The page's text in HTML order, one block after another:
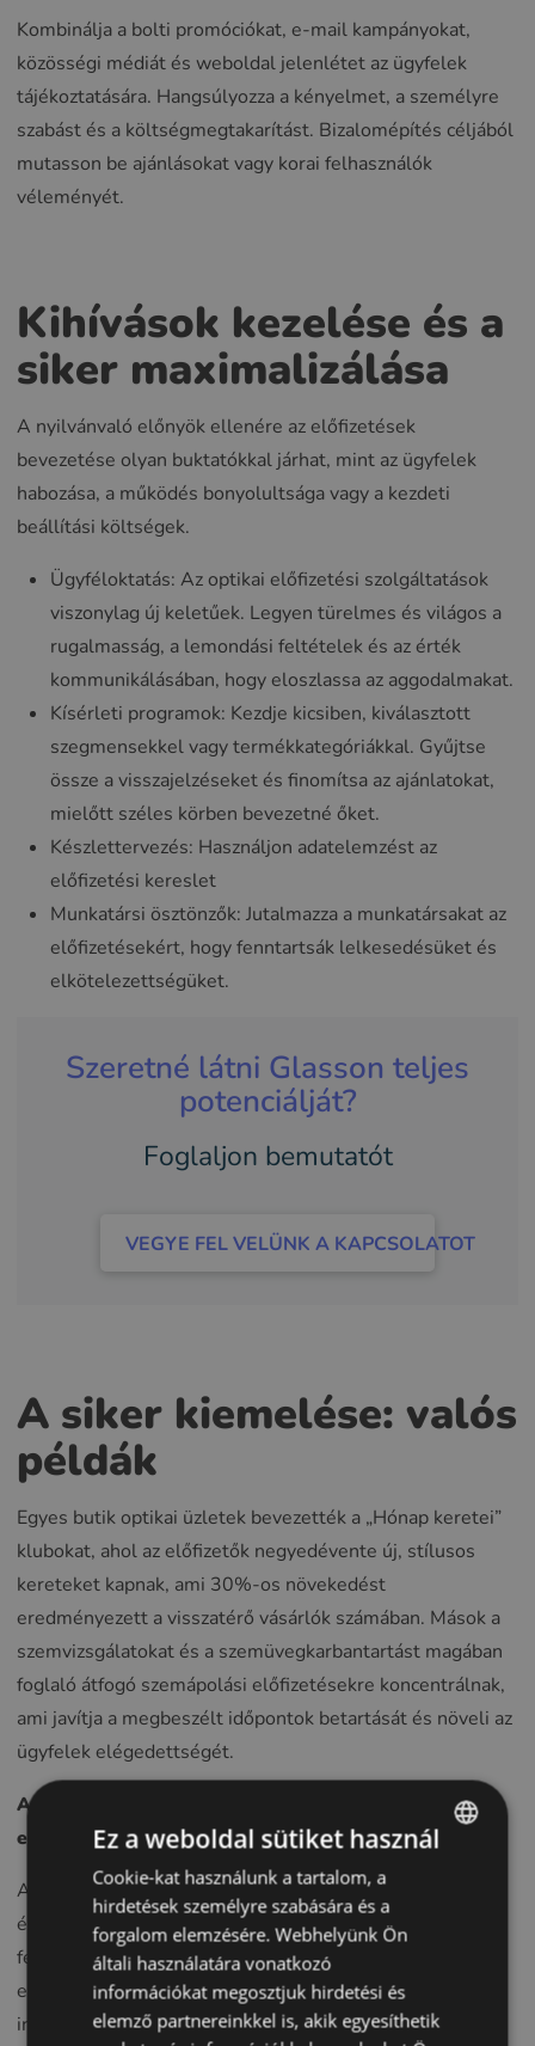
Kombinálja a bolti promóciókat, e-mail kampányokat,
közösségi médiát és weboldal jelenlétet az ügyfelek
tájékoztatására. Hangsúlyozza a kényelmet, a személyre
szabást és a költségmegtakarítást. Bizalomépítés céljából
mutasson be ajánlásokat vagy korai felhasználók
véleményét.
Kihívások kezelése és a
siker maximalizálása
A nyilvánvaló előnyök ellenére az előfizetések
bevezetése olyan buktatókkal járhat, mint az ügyfelek
habozása, a működés bonyolultsága vagy a kezdeti
beállítási költségek.
Ügyféloktatás: Az optikai előfizetési szolgáltatások
viszonylag új keletűek. Legyen türelmes és világos a
rugalmasság, a lemondási feltételek és az érték
kommunikálásában, hogy eloszlassa az aggodalmakat.
Kísérleti programok: Kezdje kicsiben, kiválasztott
szegmensekkel vagy termékkategóriákkal. Gyűjtse
össze a visszajelzéseket és finomítsa az ajánlatokat,
mielőtt széles körben bevezetné őket.
Készlettervezés: Használjon adatelemzést az
előfizetési kereslet
Munkatársi ösztönzők: Jutalmazza a munkatársakat az
előfizetésekért, hogy fenntartsák lelkesedésüket és
elkötelezettségüket.
Szeretné látni Glasson teljes
potenciálját?
Foglaljon bemutatót
VEGYE FEL VELÜNK A KAPCSOLATOT
A siker kiemelése: valós
példák
Egyes butik optikai üzletek bevezették a „Hónap keretei”
klubokat, ahol az előfizetők negyedévente új, stílusos
kereteket kapnak, ami 30%-os növekedést
eredményezett a visszatérő vásárlók számában. Mások a
szemvizsgálatokat és a szemüvegkarbantartást magában
foglaló átfogó szemápolási előfizetésekre koncentrálnak,
ami javítja a megbeszélt időpontok betartását és növeli az
ügyfelek elégedettségét.
Adatok és elemzések felhasználása az optikai
előfizetési modellek optimalizálása érdekében
Az optikai kiskereskedők az előfizetési modellek sikerét
és fenntarthatóságát az adatok és elemzések stratégiai
felhasználásával biztosíthatják a leghatékonyabban. Az
előfizetési interakciók során keletkező rengeteg
információ kiaknázásával az üzletek finomhangolhatják
ENGLISH
POLISH
GERMAN
SPANISH
Ez a weboldal sütiket használ
Cookie-kat használunk a tartalom, a
hirdetések személyre szabására és a
forgalom elemzésére. Webhelyünk Ön
általi használatára vonatkozó
információkat megosztjuk hirdetési és
elemző partnereinkkel is, akik egyesíthetik